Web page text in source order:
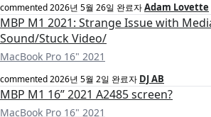
commented2026년 5월 26일 완료자Adam Lovette
MBP M1 2021: Strange Issue with
Sound/Stuck Video/
MacBook Pro 16" 2021
commented2026년 5월 2일 완료자 DJ AB
MBP M1 16” 2021 A2485 screen?
MacBook Pro 16" 2021